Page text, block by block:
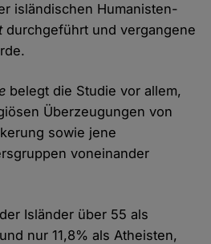
isländischen Humanisten-
durchgeführt und vergangene
belegt die Studie vor allem,
Überzeugungen von
sowie jene
voneinander
Isländer über 55 als
nur 11,8% als Atheisten,